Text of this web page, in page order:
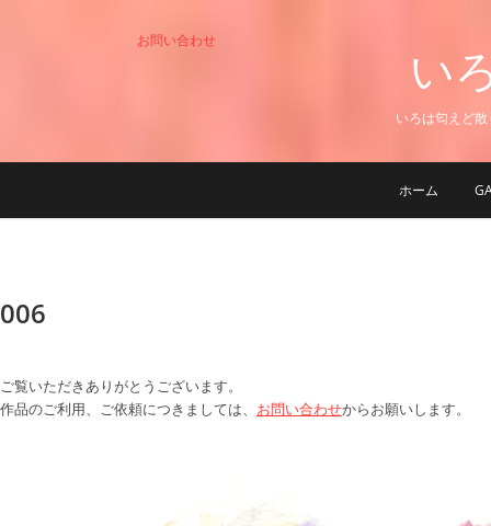
お問い合わせ い
いろは匂えど
ホーム
006
ご覧いただきありがとうございます。
作品のご利用、ご依頼につきましては、 お問い合わせからお願いします。